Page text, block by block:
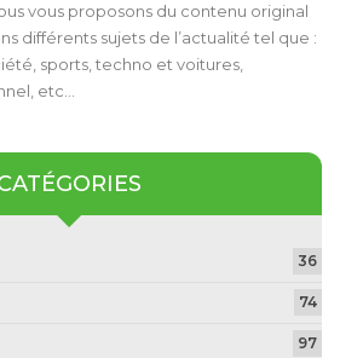
vous proposons du contenu original
différents sujets de l’actualité tel que :
sports, techno et voitures,
etc…
36
74
97